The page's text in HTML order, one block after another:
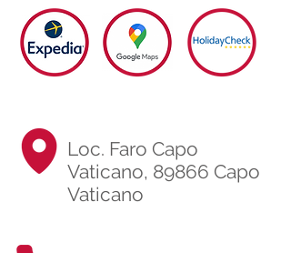
Loc. Faro Capo
Vaticano, 89866 Capo
Vaticano